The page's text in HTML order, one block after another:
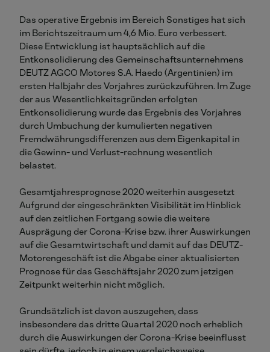
Das operative Ergebnis im Bereich Sonstiges hat sich
im Berichtszeitraum um 4,6 Mio. Euro verbessert.
Diese Entwicklung ist hauptsächlich auf die
Entkonsolidierung des Gemeinschaftsunternehmens
DEUTZ AGCO Motores S.A. Haedo (Argentinien) im
ersten Halbjahr des Vorjahres zurückzuführen. Im Zuge
der aus Wesentlichkeitsgründen erfolgten
Entkonsolidierung wurde das Ergebnis des Vorjahres
durch Umbuchung der kumulierten negativen
Fremdwährungsdifferenzen aus dem Eigenkapital in
die Gewinn- und Verlust-rechnung wesentlich
belastet.
Gesamtjahresprognose 2020 weiterhin ausgesetzt
Aufgrund der eingeschränkten Visibilität im Hinblick
auf den zeitlichen Fortgang sowie die weitere
Ausprägung der Corona-Krise bzw. ihrer Auswirkungen
auf die Gesamtwirtschaft und damit auf das DEUTZ-
Motorengeschäft ist die Abgabe einer aktualisierten
Prognose für das Geschäftsjahr 2020 zum jetzigen
Zeitpunkt weiterhin nicht möglich.
Grundsätzlich ist davon auszugehen, dass
insbesondere das dritte Quartal 2020 noch erheblich
durch die Auswirkungen der Corona-Krise beeinflusst